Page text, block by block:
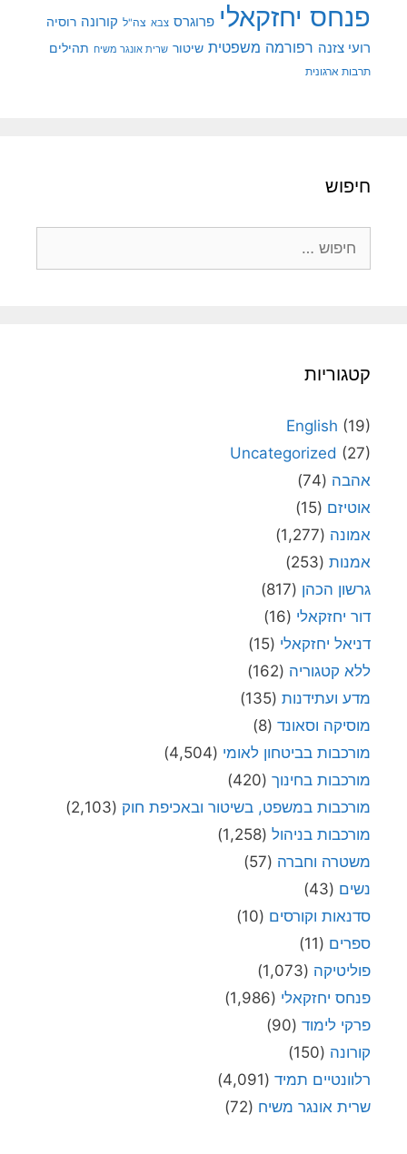
פנחס יחזקאלי פרוגרס צבא צה"ל קורונה רוסיה
רועי צזנה רפורמה משפטית שיטור שרית אונגר משיח תהילים
תרבות ארגונית
חיפוש
קטגוריות
English (19)
Uncategorized (27)
אהבה (74)
אוטיזם (15)
אמונה (1,277)
אמנות (253)
גרשון הכהן (817)
דור יחזקאלי (16)
דניאל יחזקאלי (15)
ללא קטגוריה (162)
מדע ועתידנות (135)
מוסיקה וסאונד (8)
מורכבות בביטחון לאומי (4,504)
מורכבות בחינוך (420)
מורכבות במשפט, בשיטור ובאכיפת חוק (2,103)
מורכבות בניהול (1,258)
משטרה וחברה (57)
נשים (43)
סדנאות וקורסים (10)
ספרים (11)
פוליטיקה (1,073)
פנחס יחזקאלי (1,986)
פרקי לימוד (90)
קורונה (150)
רלוונטיים תמיד (4,091)
שרית אונגר משיח (72)